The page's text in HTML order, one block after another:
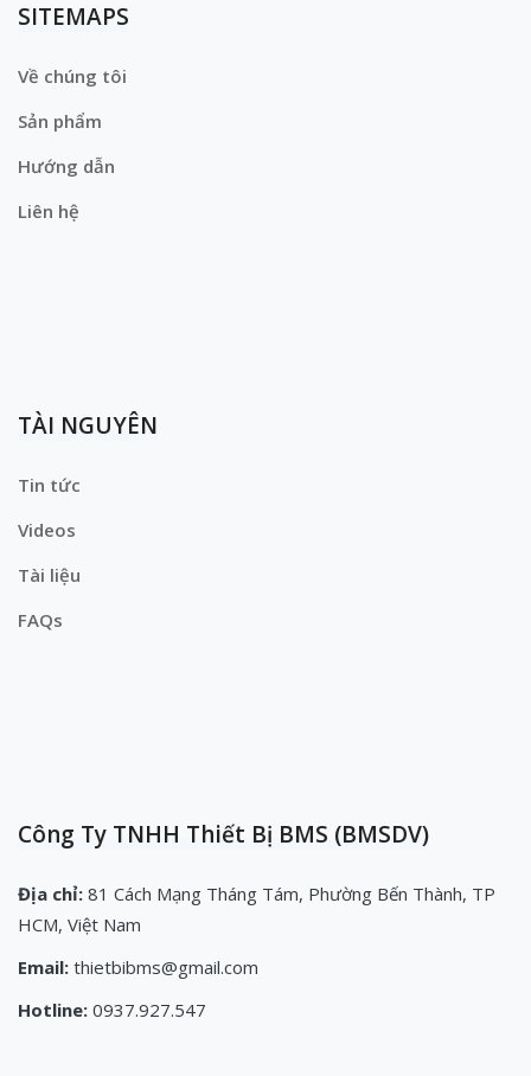
SITEMAPS
Về chúng tôi
Sản phẩm
Hướng dẫn
Liên hệ
TÀI NGUYÊN
Tin tức
Videos
Tài liệu
FAQs
Công Ty TNHH Thiết Bị BMS (BMSDV)
Địa chỉ: 81 Cách Mạng Tháng Tám, Phường Bến Thành, TP
HCM, Việt Nam
Email: thietbibms@gmail.com
Hotline: 0937.927.547